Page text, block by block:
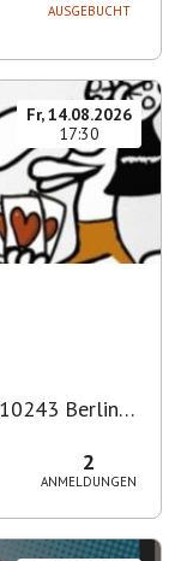
AUSGEBUCHT
Fr, 14.08.2026
17:30
Berlin-
2
ANMELDUNGEN